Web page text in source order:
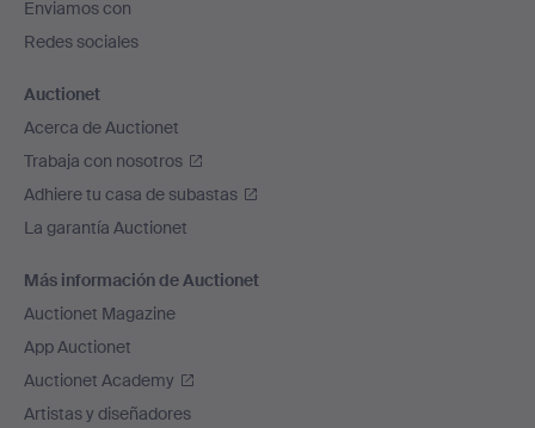
página
Enviamos con
Redes sociales
Auctionet
Acerca de Auctionet
Trabaja con nosotros
Adhiere tu casa de subastas
La garantía Auctionet
Más información de Auctionet
Auctionet Magazine
App Auctionet
Auctionet Academy
Artistas y diseñadores